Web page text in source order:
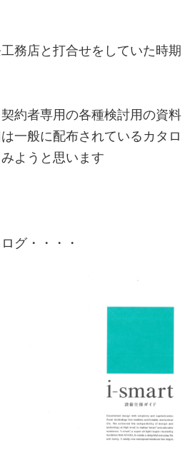
務店と打合せをしていた時期
約者専用の各種検討用の資料
一般に配布されているカタロ
ようと思います
グ・・・・